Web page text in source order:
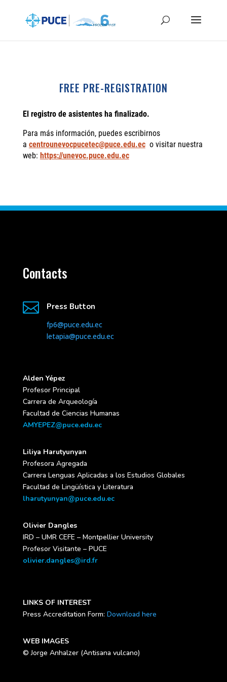
FREE PRE-REGISTRATION
El registro de asistentes ha finalizado.
Para más información, puedes escribirnos
a centrounevocpucetec@puce.edu.eco visitar nuestra
web: https://unevoc.puce.edu.ec
Contacts
 Press Button
fp6@puce.edu.ec
letapia@puce.edu.ec
Alden Yépez
Profesor Principal
Carrera de Arqueología
Facultad de Ciencias Humanas
AMYEPEZ@puce.edu.ec
Liliya Harutyunyan
Profesora Agregada
Carrera Lenguas Aplicadas a los Estudios Globales
Facultad de Lingüística y Literatura
lharutyunyan@puce.edu.ec
Olivier Dangles
IRD – UMR CEFE – Montpellier University
Profesor Visitante – PUCE
olivier.dangles@ird.fr
LINKS OF INTEREST
Press Accreditation Form: Download here
WEB IMAGES
© Jorge Anhalzer (Antisana vulcano)